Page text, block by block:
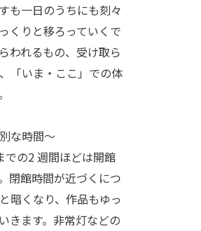
も一日のうちにも刻々
くりと移ろっていくで
われるもの、受け取ら
「いま・ここ」での体
な時間～
での2 週間ほどは開館
閉館時間が近づくにつ
暗くなり、作品もゆっ
きます。非常灯などの